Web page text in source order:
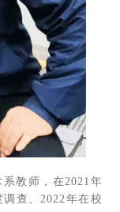
教师，在2021年
查、2022年在校